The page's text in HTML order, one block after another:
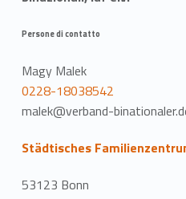
Persone di contatto
Magy Malek
0228-18038542
malek@verband-
Städtisches
53123 Bonn